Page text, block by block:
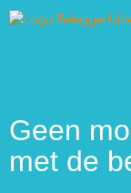
Geen
met de